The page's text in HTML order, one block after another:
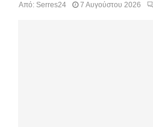
Από: Serres24 7 Αυγούστου 2026